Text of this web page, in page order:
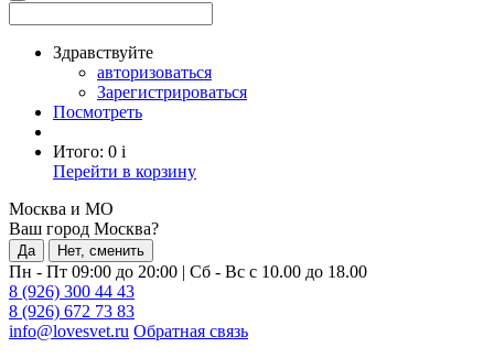
Здравствуйте
авторизоваться
Зарегистрироваться
Посмотреть
Итого: 0 i
Перейти в корзину
Москва и МО
Ваш город Москва?
Да Нет, сменить
Пн - Пт 09:00 до 20:00 | Сб - Вс с 10.00 до 18.00
8 (926) 300 44 43
8 (926) 672 73 83
info@lovesvet.ru Обратная связь